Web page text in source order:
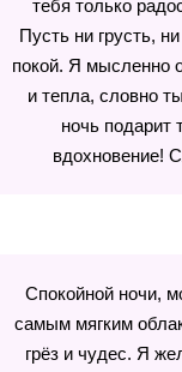
тебя только
Пусть ни грусть,
покой. Я мысленно
и тепла, словно
ночь подарит
вдохновение!
Спокойной ночи,
самым мягким
грёз и чудес. Я